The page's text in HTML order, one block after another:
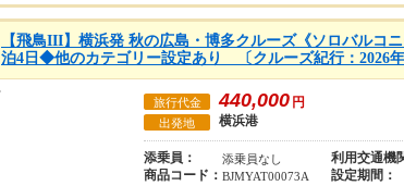
【飛鳥III】横浜発 秋の広島・博多クルーズ《ソロバルコ
泊4日◆他のカテゴリー設定あり 〔クルーズ紀行：2026年
旅行代金 440,000 円
出発地 横浜港
添乗員： 添乗員なし 利用交通機
商品コード： BJMYAT00073A 設定期間：